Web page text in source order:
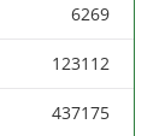
6269
123112
437175